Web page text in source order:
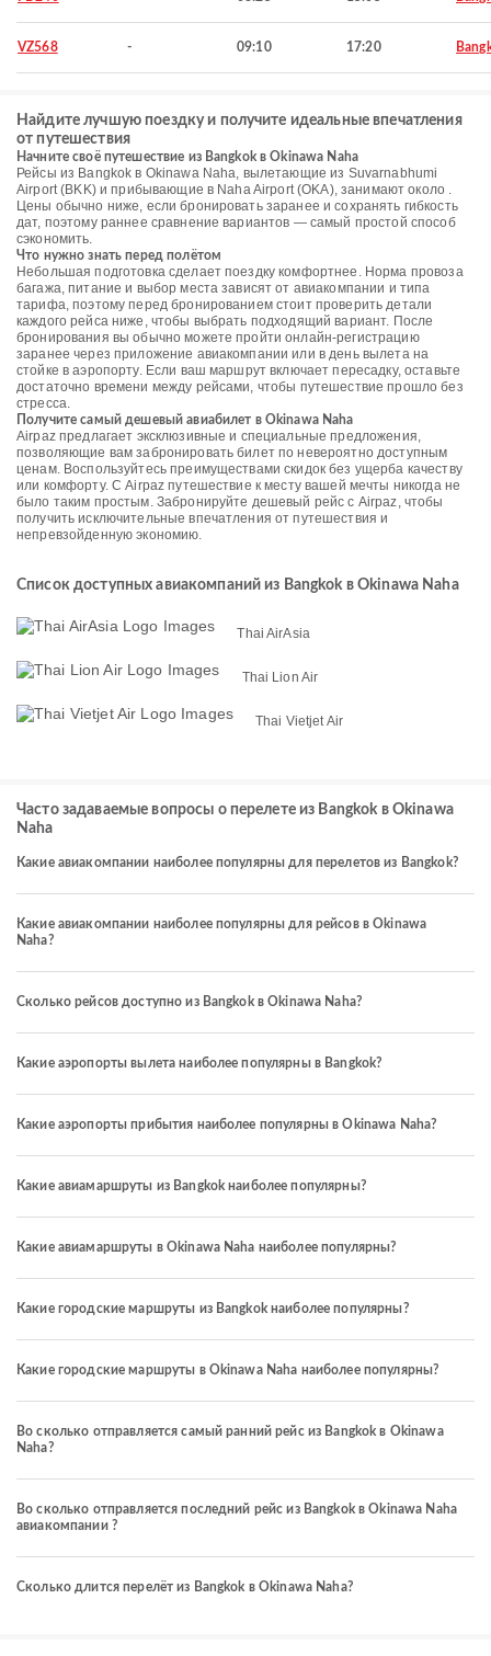
VZ568 - 09:10 17:20
Найдите лучшую поездку и получите идеальные впечатления
от путешествия
Начните своё путешествие из Bangkok в Okinawa Naha
Рейсы из Bangkok в Okinawa Naha, вылетающие из Suvarnabhumi
Airport (BKK) и прибывающие в Naha Airport (OKA), занимают около .
Цены обычно ниже, если бронировать заранее и сохранять гибкость
дат, поэтому раннее сравнение вариантов — самый простой способ
сэкономить.
Что нужно знать перед полётом
Небольшая подготовка сделает поездку комфортнее. Норма провоза
багажа, питание и выбор места зависят от авиакомпании и типа
тарифа, поэтому перед бронированием стоит проверить детали
каждого рейса ниже, чтобы выбрать подходящий вариант. После
бронирования вы обычно можете пройти онлайн-регистрацию
заранее через приложение авиакомпании или в день вылета на
стойке в аэропорту. Если ваш маршрут включает пересадку, оставьте
достаточно времени между рейсами, чтобы путешествие прошло без
стресса.
Получите самый дешевый авиабилет в Okinawa Naha
Airpaz предлагает эксклюзивные и специальные предложения,
позволяющие вам забронировать билет по невероятно доступным
ценам. Воспользуйтесь преимуществами скидок без ущерба качеству
или комфорту. С Airpaz путешествие к месту вашей мечты никогда не
было таким простым. Забронируйте дешевый рейс с Airpaz, чтобы
получить исключительные впечатления от путешествия и
непревзойденную экономию.
Список доступных авиакомпаний из Bangkok в Okinawa Naha
Thai AirAsia
Thai Lion Air
Thai Vietjet Air
Часто задаваемые вопросы о перелете из Bangkok в Okinawa
Naha
Какие авиакомпании наиболее популярны для перелетов из Bangkok?
Какие авиакомпании наиболее популярны для рейсов в Okinawa
Naha?
Сколько рейсов доступно из Bangkok в Okinawa Naha?
Какие аэропорты вылета наиболее популярны в Bangkok?
Какие аэропорты прибытия наиболее популярны в Okinawa Naha?
Какие авиамаршруты из Bangkok наиболее популярны?
Какие авиамаршруты в Okinawa Naha наиболее популярны?
Какие городские маршруты из Bangkok наиболее популярны?
Какие городские маршруты в Okinawa Naha наиболее популярны?
Во сколько отправляется самый ранний рейс из Bangkok в Okinawa
Naha?
Во сколько отправляется последний рейс из Bangkok в Okinawa Naha
авиакомпании ?
Сколько длится перелёт из Bangkok в Okinawa Naha?